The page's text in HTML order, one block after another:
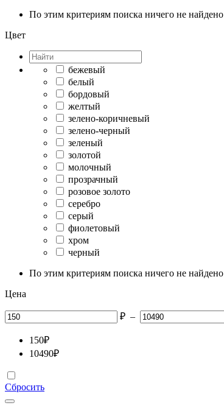
По этим критериям поиска ничего не найдено
Цвет
бежевый
белый
бордовый
желтый
зелено-коричневый
зелено-черный
зеленый
золотой
молочный
прозрачный
розовое золото
серебро
серый
фиолетовый
хром
черный
По этим критериям поиска ничего не найдено
Цена
₽ –
150₽
10490₽
Сбросить